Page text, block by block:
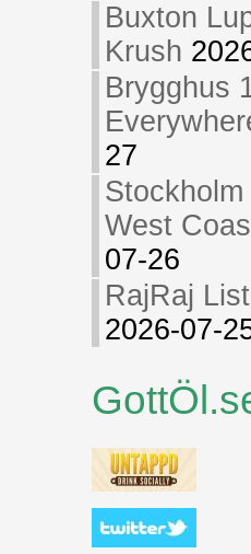
Buxton
Krush
Brygghus
27
West
07-26
RajRaj
2026-07-